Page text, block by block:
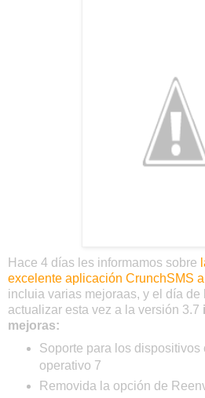
Hace 4 días les informamos sobre
excelente aplicación CrunchSMS
incluia varias mejoraas, y el día de
actualizar esta vez a la versión 3.7
mejoras:
Soporte para los dispositivos
operativo 7
Removida la opción de